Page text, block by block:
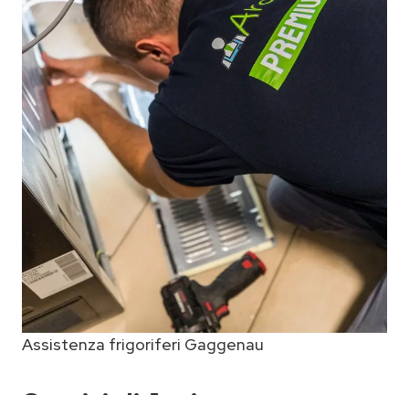
Assistenza frigoriferi Gaggenau